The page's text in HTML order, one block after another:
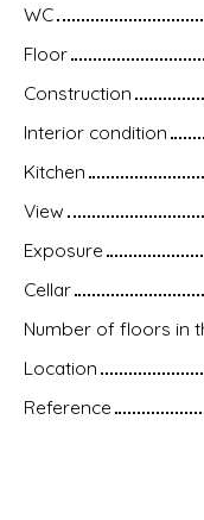
WC
Floor
Construction
Interior condition
Kitchen
View
Exposure
Cellar
Number of floors in
Location
Reference